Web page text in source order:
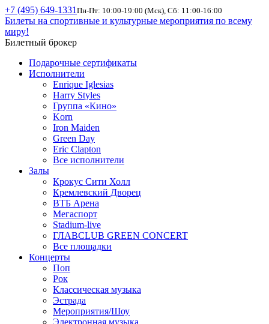
+7 (495) 649-1331 Пн-Пт: 10:00-19:00 (Мск), Сб: 11:00-16:00
Билеты на спортивные и культурные мероприятия по всему
миру!
Билетный брокер
Подарочные сертификаты
Исполнители
Enrique Iglesias
Harry Styles
Группа «Кино»
Korn
Iron Maiden
Green Day
Eric Clapton
Все исполнители
Залы
Крокус Сити Холл
Кремлевский Дворец
ВТБ Арена
Мегаспорт
Stadium-live
ГЛАВCLUB GREEN CONCERT
Все площадки
Концерты
Поп
Рок
Классическая музыка
Эстрада
Мероприятия/Шоу
Электронная музыка